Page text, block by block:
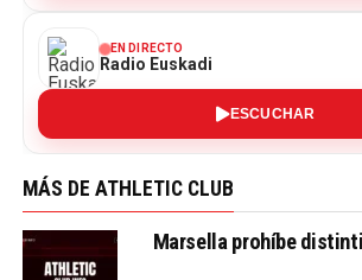
EN DIRECTO
Radio Euskadi
ESCUCHAR
MÁS DE ATHLETIC CLUB
Marsella prohíbe